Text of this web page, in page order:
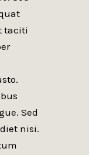
taciti
Sed
nisi.